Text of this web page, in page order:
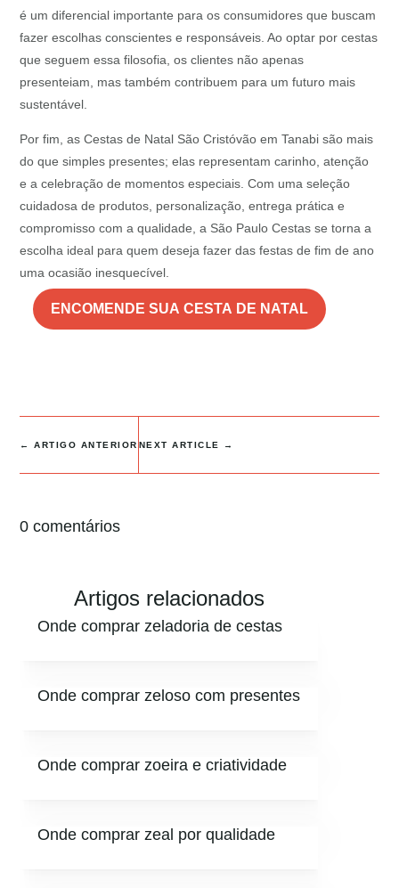
é um diferencial importante para os consumidores que buscam
fazer escolhas conscientes e responsáveis. Ao optar por cestas
que seguem essa filosofia, os clientes não apenas
presenteiam, mas também contribuem para um futuro mais
sustentável.
Por fim, as Cestas de Natal São Cristóvão em Tanabi são mais
do que simples presentes; elas representam carinho, atenção
e a celebração de momentos especiais. Com uma seleção
cuidadosa de produtos, personalização, entrega prática e
compromisso com a qualidade, a São Paulo Cestas se torna a
escolha ideal para quem deseja fazer das festas de fim de ano
uma ocasião inesquecível.
ENCOMENDE SUA CESTA DE NATAL
←ARTIGO ANTERIOR NEXT ARTICLE →
0 comentários
Artigos relacionados
Onde comprar zeladoria de cestas
Onde comprar zeloso com presentes
Onde comprar zoeira e criatividade
Onde comprar zeal por qualidade